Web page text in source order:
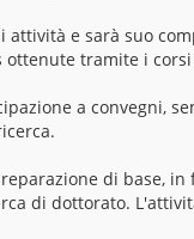
attività e sarà suo
tramite i
a convegni,
di base, in
di dottorato.